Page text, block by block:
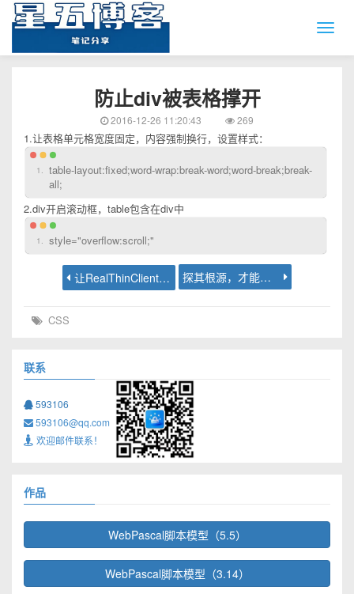
防止div被表格撑开
2016-12-26 11:20:43 269
1.让表格单元格宽度固定，内容强制换行，设置样式：
table-layout:fixed;word-wrap:break-word;word-break;break-
all;
2.div开启滚动框，table包含在div中
style="overflow:scroll;"
让RealThinClientSDK支持DVSSL证书 探其根源，才能解决问题。
CSS
联系
593106
593106@qq.com
欢迎邮件联系！
作品
WebPascal脚本模型（5.5）
WebPascal脚本模型（3.14）